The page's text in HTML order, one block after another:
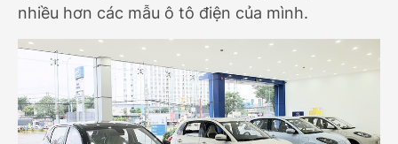
nhiều hơn các mẫu ô tô điện của mình.